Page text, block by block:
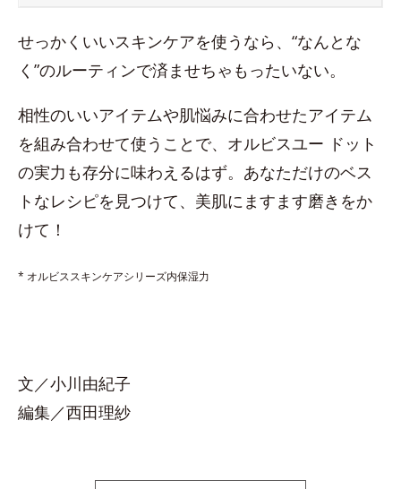
せっかくいいスキンケアを使うなら、“なんとな
く”のルーティンで済ませちゃもったいない。
相性のいいアイテムや肌悩みに合わせたアイテム
を組み合わせて使うことで、オルビスユー ドット
の実力も存分に味わえるはず。あなただけのベス
トなレシピを見つけて、美肌にますます磨きをか
けて！
* オルビススキンケアシリーズ内保湿力
文／小川由紀子
編集／西田理紗